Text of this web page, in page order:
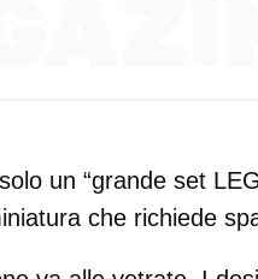
un “grande set
che richiede